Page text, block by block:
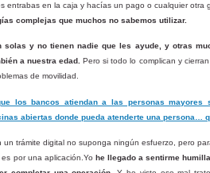
entrabas en la caja y hacías un pago o cualquier otra
complejas que muchos no sabemos utilizar.
solas y no tienen nadie que les ayude, y otras
a nuestra edad. Pero si todo lo complican y
de movilidad.
los bancos atiendan a las personas
abiertas donde pueda atenderte una persona…
trámite digital no suponga ningún esfuerzo, pero
por una aplicación.Yo he llegado a sentirme